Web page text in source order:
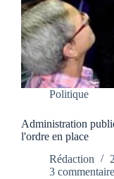
Politique
Administration
l'ordre en place
Rédaction
3